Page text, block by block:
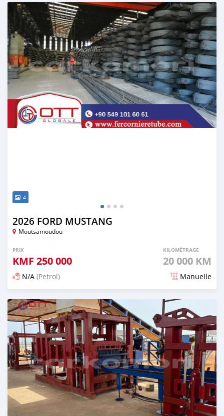
4
2026 FORD MUSTANG
Moutsamoudou
PRIX
KMF 250 000
KILOMÉTRAGE
20 000 KM
N/A (Petrol) Manuelle
Publié il y a 26 jours